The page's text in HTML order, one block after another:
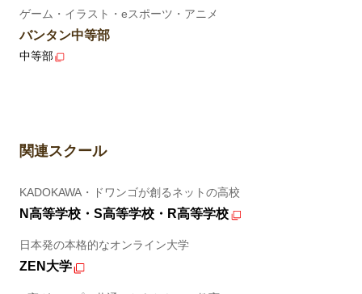
ゲーム・イラスト・eスポーツ・アニメ
バンタン中等部
中等部
関連スクール
KADOKAWA・ドワンゴが創るネットの高校
N高等学校・S高等学校・R高等学校
日本発の本格的なオンライン大学
ZEN大学